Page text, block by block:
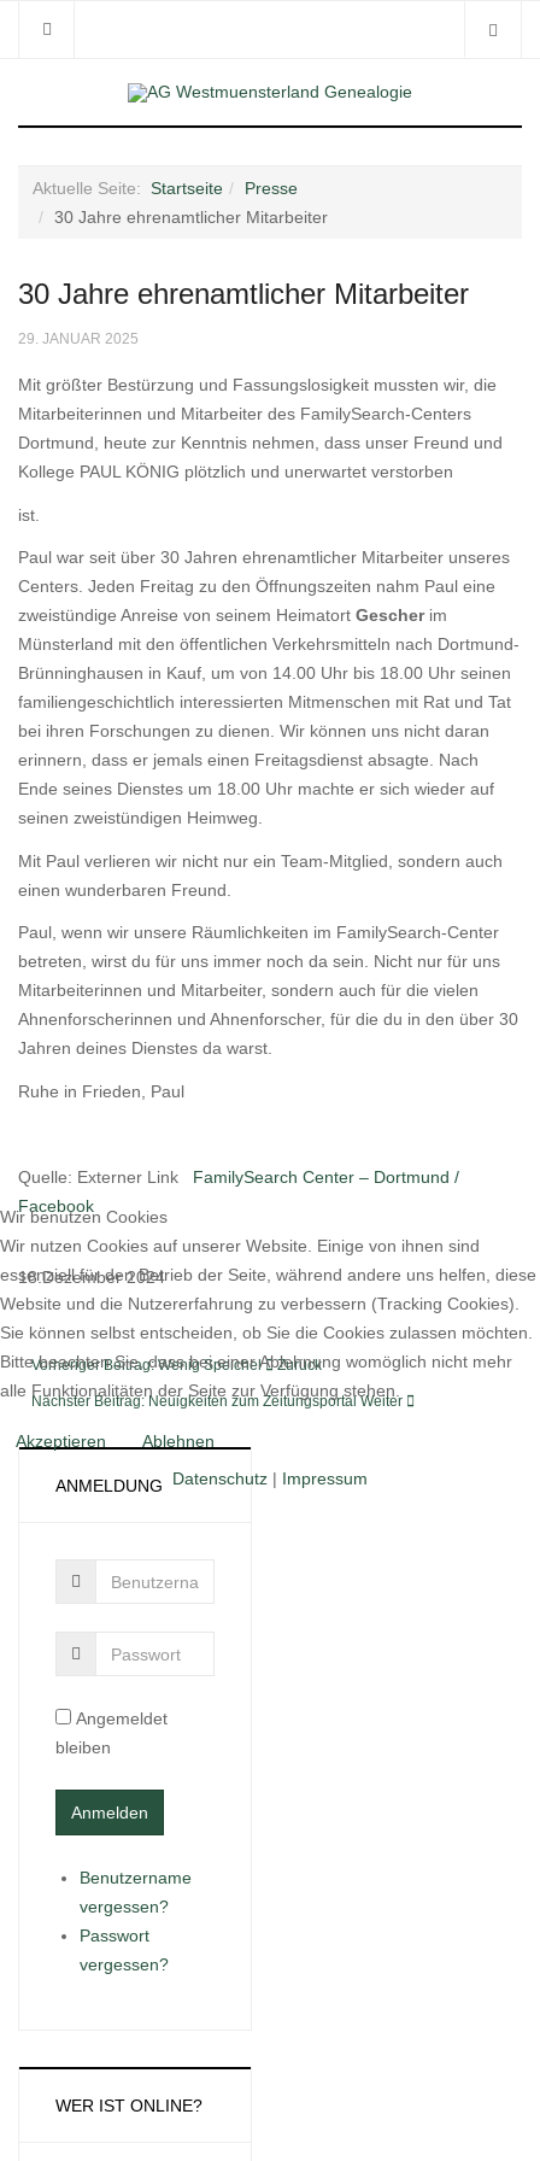
Aktuelle Seite: Startseite
Presse
30 Jahre ehrenamtlicher Mitarbeiter
30 Jahre ehrenamtlicher Mitarbeiter
29. JANUAR 2025
Mit größter Bestürzung und Fassungslosigkeit mussten wir, die
Mitarbeiterinnen und Mitarbeiter des FamilySearch-Centers
Dortmund, heute zur Kenntnis nehmen, dass unser Freund und
Kollege PAUL KÖNIG plötzlich und unerwartet verstorben
ist.
Paul war seit über 30 Jahren ehrenamtlicher Mitarbeiter unseres
Centers. Jeden Freitag zu den Öffnungszeiten nahm Paul eine
zweistündige Anreise von seinem Heimatort Gescherim
Münsterland mit den öffentlichen Verkehrsmitteln nach Dortmund-
Brünninghausen in Kauf, um von 14.00 Uhr bis 18.00 Uhr seinen
familiengeschichtlich interessierten Mitmenschen mit Rat und Tat
bei ihren Forschungen zu dienen. Wir können uns nicht daran
erinnern, dass er jemals einen Freitagsdienst absagte. Nach
Ende seines Dienstes um 18.00 Uhr machte er sich wieder auf
seinen zweistündigen Heimweg.
Mit Paul verlieren wir nicht nur ein Team-Mitglied, sondern auch
einen wunderbaren Freund.
Paul, wenn wir unsere Räumlichkeiten im FamilySearch-Center
betreten, wirst du für uns immer noch da sein. Nicht nur für uns
Mitarbeiterinnen und Mitarbeiter, sondern auch für die vielen
Ahnenforscherinnen und Ahnenforscher, für die du in den über 30
Jahren deines Dienstes da warst.
Ruhe in Frieden, Paul
Quelle: Externer Link FamilySearch Center – Dortmund /
Facebook
18.Dezember 2024
Vorheriger Beitrag: Wenig Speichel Zurück
Nächster Beitrag: Neuigkeiten zum ZeitungsportalWeiter
ANMELDUNG
Angemeldet
bleiben
Benutzername
vergessen?
Passwort
vergessen?
WER IST ONLINE?
Wir benutzen Cookies
Wir nutzen Cookies auf unserer Website. Einige von ihnen sind
essenziell für den Betrieb der Seite, während andere uns helfen, diese
Website und die Nutzererfahrung zu verbessern (Tracking Cookies).
Sie können selbst entscheiden, ob Sie die Cookies zulassen möchten.
Bitte beachten Sie, dass bei einer Ablehnung womöglich nicht mehr
alle Funktionalitäten der Seite zur Verfügung stehen.
Akzeptieren
Ablehnen
Datenschutz | Impressum